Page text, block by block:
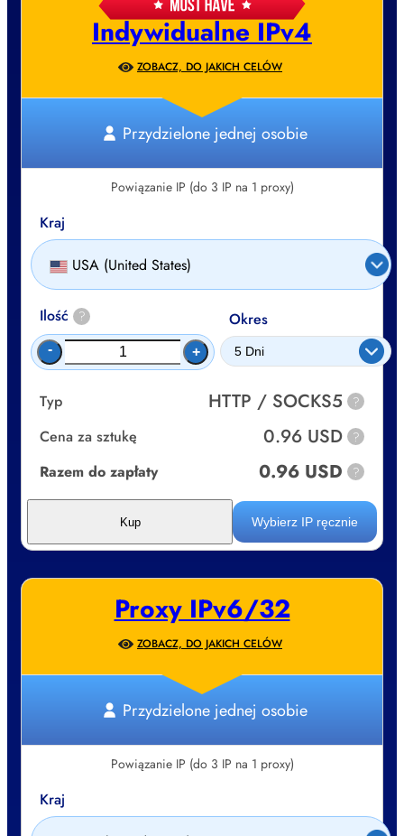
Indywidualne IPv4
ZOBACZ, DO JAKICH CELÓW
Przydzielone jednej osobie
Powiązanie IP (do 3 IP na 1 proxy)
Kraj
USA (United States)
Ilość ?
- +
Okres
Typ HTTP / SOCKS5 ?
Cena za sztukę 0.96 USD ?
Razem do zapłaty 0.96 USD ?
Wybierz IP ręcznie
Kup
Proxy IPv6/32
ZOBACZ, DO JAKICH CELÓW
Przydzielone jednej osobie
Powiązanie IP (do 3 IP na 1 proxy)
Kraj